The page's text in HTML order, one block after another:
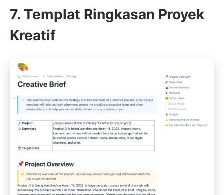
7. Templat Ringkasan Proyek
Kreatif